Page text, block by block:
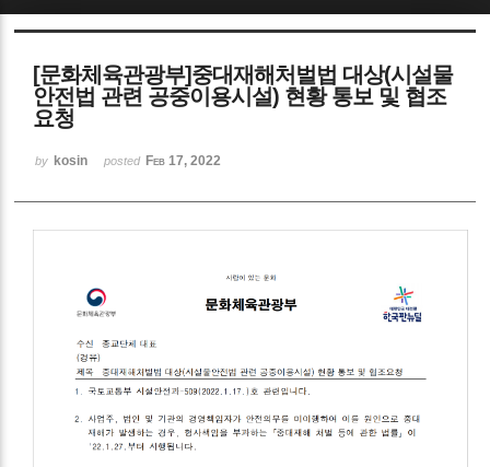
[문화체육관광부]중대재해처벌법 대상(시설물
안전법 관련 공중이용시설) 현황 통보 및 협조
요청
by kosin posted Feb 17, 2022
Sketchbook5, 스케치북5
Sketchbook5, 스케치북5